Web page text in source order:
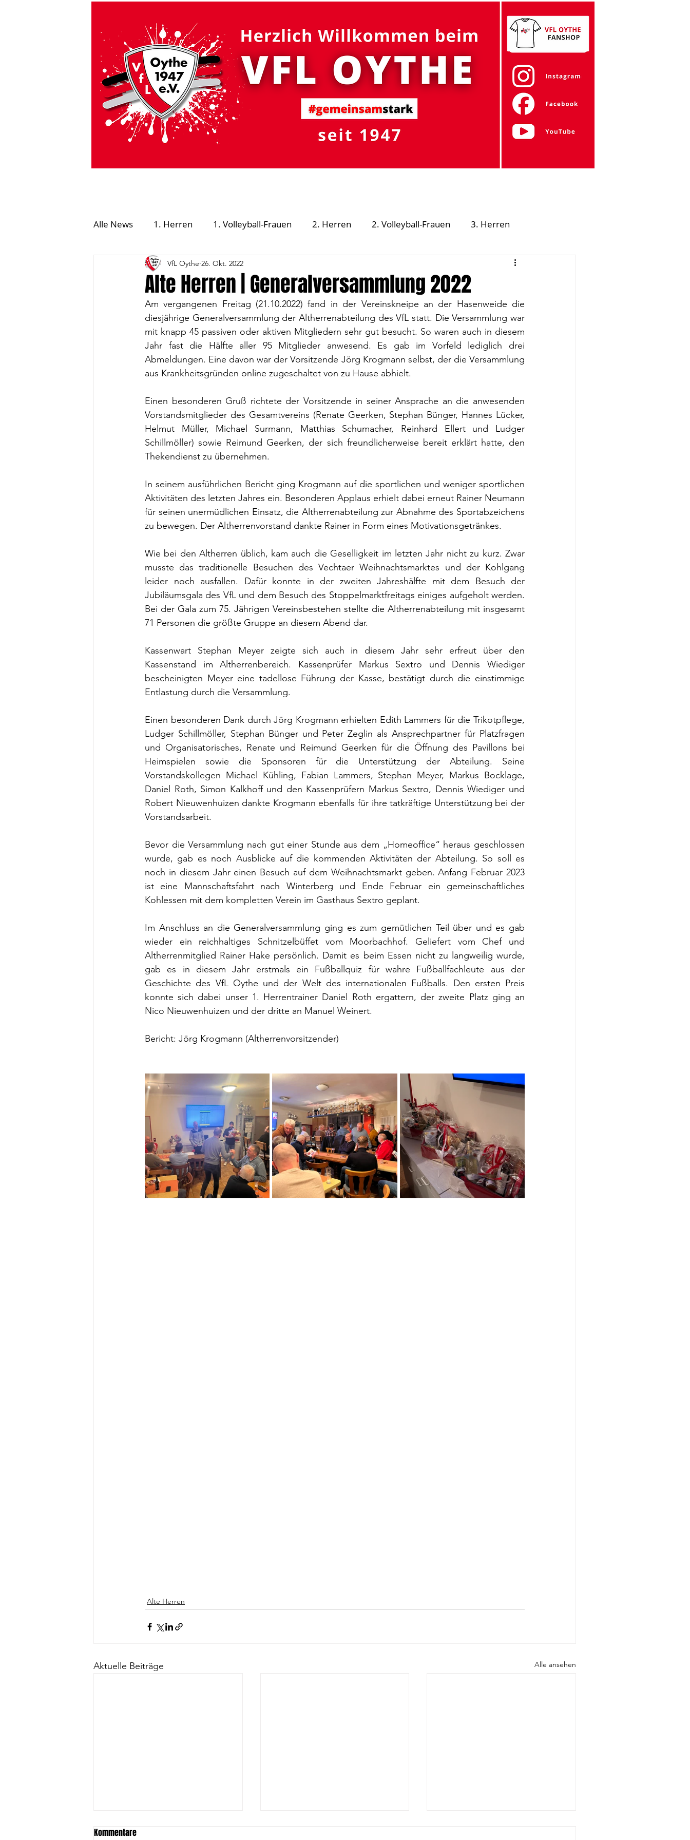
Alle News 1. Herren 1. Volleyball-Frauen 2. Herren 2. Volleyball-Frauen 3. Herren
3. Volleyball-Frauen 4. Herren
1. A-Jugend 1. B- Jugend 1. C- Jugend Alte Herren Gymnastik Turnen
Gesundheitssport Vorstand 1. Fußball Frauen Volleyball Jugend Volleyball U14
Alte Herren | Generalversammlung 2022
VfL Oythe 26. Okt. 2022
Am vergangenen Freitag (21.10.2022) fand in der Vereinskneipe an der Hasenweide die
diesjährige Generalversammlung der Altherrenabteilung des VfL statt. Die Versammlung war
mit knapp 45 passiven oder aktiven Mitgliedern sehr gut besucht. So waren auch in diesem
Jahr fast die Hälfte aller 95 Mitglieder anwesend. Es gab im Vorfeld lediglich drei
Abmeldungen. Eine davon war der Vorsitzende Jörg Krogmann selbst, der die Versammlung
aus Krankheitsgründen online zugeschaltet von zu Hause abhielt.
Einen besonderen Gruß richtete der Vorsitzende in seiner Ansprache an die anwesenden
Vorstandsmitglieder des Gesamtvereins (Renate Geerken, Stephan Bünger, Hannes Lücker,
Helmut Müller, Michael Surmann, Matthias Schumacher, Reinhard Ellert und Ludger
Schillmöller) sowie Reimund Geerken, der sich freundlicherweise bereit erklärt hatte, den
Thekendienst zu übernehmen.
In seinem ausführlichen Bericht ging Krogmann auf die sportlichen und weniger sportlichen
Aktivitäten des letzten Jahres ein. Besonderen Applaus erhielt dabei erneut Rainer Neumann
für seinen unermüdlichen Einsatz, die Altherrenabteilung zur Abnahme des Sportabzeichens
zu bewegen. Der Altherrenvorstand dankte Rainer in Form eines Motivationsgetränkes.
Wie bei den Altherren üblich, kam auch die Geselligkeit im letzten Jahr nicht zu kurz. Zwar
musste das traditionelle Besuchen des Vechtaer Weihnachtsmarktes und der Kohlgang
leider noch ausfallen. Dafür konnte in der zweiten Jahreshälfte mit dem Besuch der
Jubiläumsgala des VfL und dem Besuch des Stoppelmarktfreitags einiges aufgeholt werden.
Bei der Gala zum 75. Jährigen Vereinsbestehen stellte die Altherrenabteilung mit insgesamt
71 Personen die größte Gruppe an diesem Abend dar.
Kassenwart Stephan Meyer zeigte sich auch in diesem Jahr sehr erfreut über den
Kassenstand im Altherrenbereich. Kassenprüfer Markus Sextro und Dennis Wiediger
bescheinigten Meyer eine tadellose Führung der Kasse, bestätigt durch die einstimmige
Entlastung durch die Versammlung.
Einen besonderen Dank durch Jörg Krogmann erhielten Edith Lammers für die Trikotpflege,
Ludger Schillmöller, Stephan Bünger und Peter Zeglin als Ansprechpartner für Platzfragen
und Organisatorisches, Renate und Reimund Geerken für die Öffnung des Pavillons bei
Heimspielen sowie die Sponsoren für die Unterstützung der Abteilung. Seine
Vorstandskollegen Michael Kühling, Fabian Lammers, Stephan Meyer, Markus Bocklage,
Daniel Roth, Simon Kalkhoff und den Kassenprüfern Markus Sextro, Dennis Wiediger und
Robert Nieuwenhuizen dankte Krogmann ebenfalls für ihre tatkräftige Unterstützung bei der
Vorstandsarbeit.
Bevor die Versammlung nach gut einer Stunde aus dem „Homeoffice“ heraus geschlossen
wurde, gab es noch Ausblicke auf die kommenden Aktivitäten der Abteilung. So soll es
noch in diesem Jahr einen Besuch auf dem Weihnachtsmarkt geben. Anfang Februar 2023
ist eine Mannschaftsfahrt nach Winterberg und Ende Februar ein gemeinschaftliches
Kohlessen mit dem kompletten Verein im Gasthaus Sextro geplant.
Im Anschluss an die Generalversammlung ging es zum gemütlichen Teil über und es gab
wieder ein reichhaltiges Schnitzelbüffet vom Moorbachhof. Geliefert vom Chef und
Altherrenmitglied Rainer Hake persönlich. Damit es beim Essen nicht zu langweilig wurde,
gab es in diesem Jahr erstmals ein Fußballquiz für wahre Fußballfachleute aus der
Geschichte des VfL Oythe und der Welt des internationalen Fußballs. Den ersten Preis
konnte sich dabei unser 1. Herrentrainer Daniel Roth ergattern, der zweite Platz ging an
Nico Nieuwenhuizen und der dritte an Manuel Weinert.
Bericht: Jörg Krogmann (Altherrenvorsitzender)
Alte Herren
Aktuelle Beiträge Alle ansehen
Kommentare